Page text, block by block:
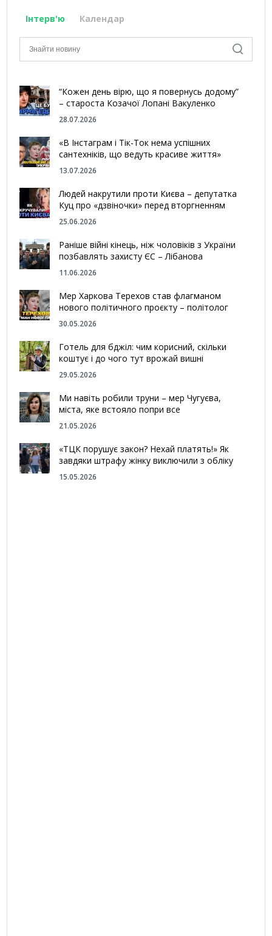
Інтерв'ю Календар
“Кожен день вірю, що я повернусь додому”
– староста Козачої Лопані Вакуленко
28.07.2026
«В Інстаграм і Тік-Ток нема успішних
сантехніків, що ведуть красиве життя»
13.07.2026
Людей накрутили проти Києва – депутатка
Куц про «дзвіночки» перед вторгненням
25.06.2026
Раніше війні кінець, ніж чоловіків з України
позбавлять захисту ЄС – Лібанова
11.06.2026
Мер Харкова Терехов став флагманом
нового політичного проєкту – політолог
30.05.2026
Готель для бджіл: чим корисний, скільки
коштує і до чого тут врожай вишні
29.05.2026
Ми навіть робили труни – мер Чугуєва,
міста, яке встояло попри все
21.05.2026
«ТЦК порушує закон? Нехай платять!» Як
завдяки штрафу жінку виключили з обліку
15.05.2026